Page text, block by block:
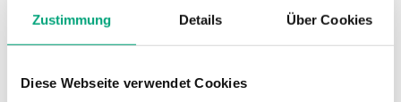
Zustimmung Details Über Cookies
Diese Webseite verwendet Cookies
Umgebungsfeuchte
0…95 % RH